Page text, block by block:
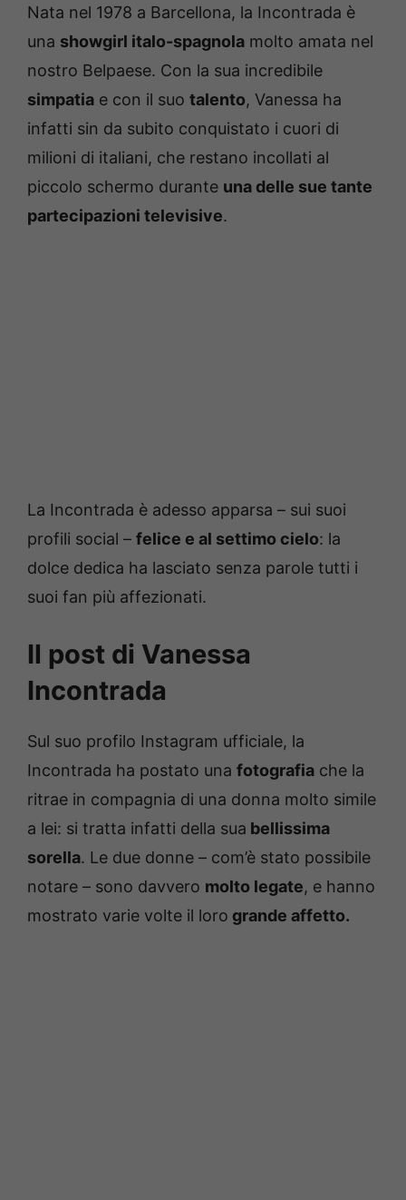
Nata nel 1978 a Barcellona, la Incontrada è
una showgirl italo-spagnola molto amata nel
nostro Belpaese. Con la sua incredibile
simpatia e con il suo talento, Vanessa ha
infatti sin da subito conquistato i cuori di
milioni di italiani, che restano incollati al
piccolo schermo durante una delle sue tante
partecipazioni televisive.
La Incontrada è adesso apparsa – sui suoi
profili social – felice e al settimo cielo: la
dolce dedica ha lasciato senza parole tutti i
suoi fan più affezionati.
Il post di Vanessa
Incontrada
Sul suo profilo Instagram ufficiale, la
Incontrada ha postato una fotografia che la
ritrae in compagnia di una donna molto simile
a lei: si tratta infatti della sua bellissima
sorella. Le due donne – com’è stato possibile
notare – sono davvero molto legate, e hanno
mostrato varie volte il loro grande affetto.